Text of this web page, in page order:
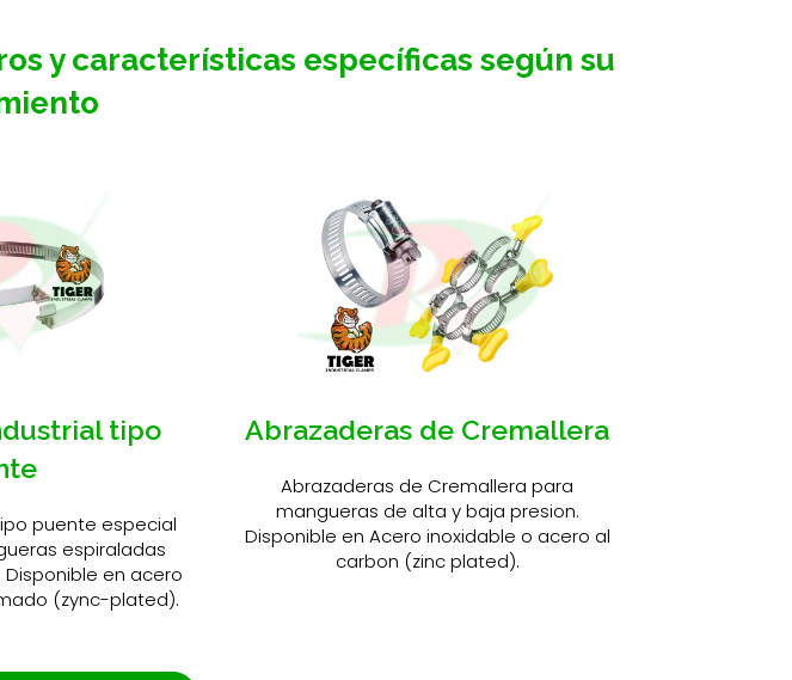
y características específicas según su
tipo
puente especial
espiraladas
en acero
(zync-plated).
Abrazaderas de Cremallera
Abrazaderas de Cremallera para
mangueras de alta y baja presion.
Disponible en Acero inoxidable o acero al
carbon (zinc plated).